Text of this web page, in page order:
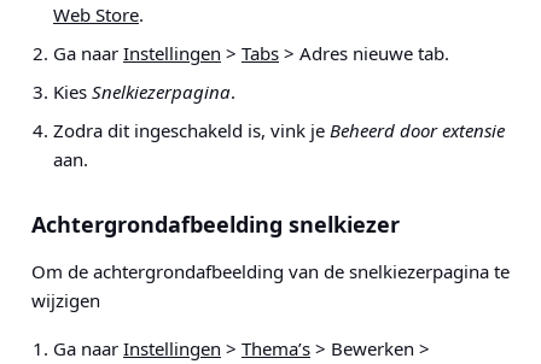
Web Store.
Ga naar Instellingen > Tabs > Adres nieuwe tab.
Kies Snelkiezerpagina.
Zodra dit ingeschakeld is, vink je Beheerd door extensie
aan.
Achtergrondafbeelding snelkiezer
Om de achtergrondafbeelding van de snelkiezerpagina te
wijzigen
Ga naar Instellingen > Thema’s > Bewerken >